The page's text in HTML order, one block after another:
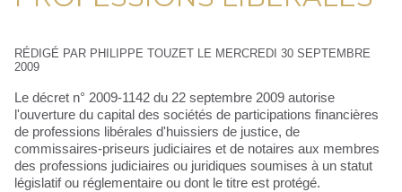
RÉDIGÉ PAR PHILIPPE TOUZET LE MERCREDI 30 SEPTEMBRE
2009
Le décret n° 2009-1142 du 22 septembre 2009 autorise
l'ouverture du capital des sociétés de participations financières
de professions libérales d'huissiers de justice, de
commissaires-priseurs judiciaires et de notaires aux membres
des professions judiciaires ou juridiques soumises à un statut
législatif ou réglementaire ou dont le titre est protégé.